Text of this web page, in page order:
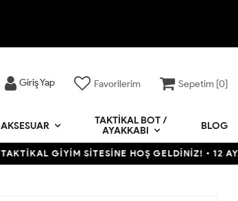
Giriş Yap Favorilerim Sepetim [0]
AKSESUAR
TAKTIKAL BOT /
AYAKKABI
BLOG
SİTESİNE HOŞ GELDİNİZ! • 12 AYA VARAN